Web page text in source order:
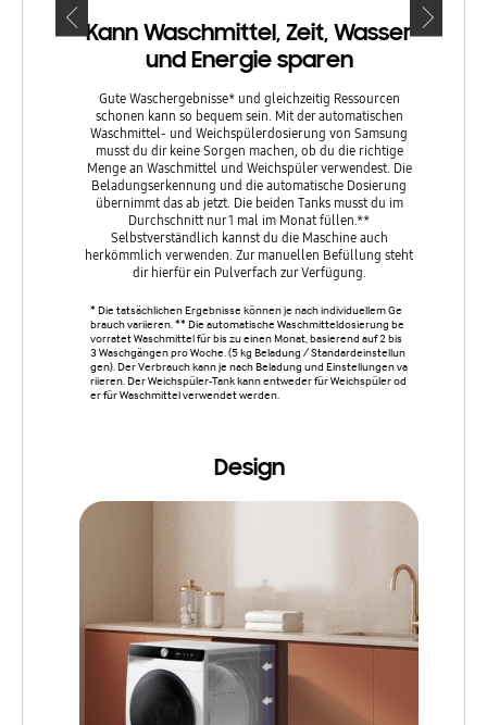
Kann Waschmittel, Zeit, Wasser
und Energie sparen
Gute Waschergebnisse* und gleichzeitig Ressourcen
schonen kann so bequem sein. Mit der automatischen
Waschmittel- und Weichspülerdosierung von Samsung
musst du dir keine Sorgen machen, ob du die richtige
Menge an Waschmittel und Weichspüler verwendest. Die
Beladungserkennung und die automatische Dosierung
übernimmt das ab jetzt. Die beiden Tanks musst du im
Durchschnitt nur 1 mal im Monat füllen.**
Selbstverständlich kannst du die Maschine auch
herkömmlich verwenden. Zur manuellen Befüllung steht
dir hierfür ein Pulverfach zur Verfügung.
* Die tatsächlichen Ergebnisse können je nach individuellem Ge
brauch variieren. ** Die automatische Waschmitteldosierung be
vorratet Waschmittel für bis zu einen Monat, basierend auf 2 bis
3 Waschgängen pro Woche. (5 kg Beladung / Standardeinstellun
gen). Der Verbrauch kann je nach Beladung und Einstellungen va
riieren. Der Weichspüler-Tank kann entweder für Weichspüler od
er für Waschmittel verwendet werden.
Design